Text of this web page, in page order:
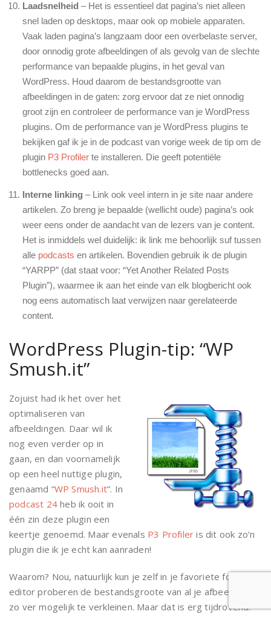
Laadsnelheid – Het is essentieel dat pagina’s niet alleen
snel laden op desktops, maar ook op mobiele apparaten.
Vaak laden pagina’s langzaam door een overbelaste server,
door onnodig grote afbeeldingen of als gevolg van de slechte
performance van bepaalde plugins, in het geval van
WordPress. Houd daarom de bestandsgrootte van
afbeeldingen in de gaten: zorg ervoor dat ze niet onnodig
groot zijn en controleer de performance van je WordPress
plugins. Om de performance van je WordPress plugins te
bekijken gaf ik je in de podcast van vorige week de tip om de
plugin P3 Profiler te installeren. Die geeft potentiële
bottlenecks goed aan.
Interne linking – Link ook veel intern in je site naar andere
artikelen. Zo breng je bepaalde (wellicht oude) pagina’s ook
weer eens onder de aandacht van de lezers van je content.
Het is inmiddels wel duidelijk: ik link me behoorlijk suf tussen
alle podcasts en artikelen. Bovendien gebruik ik de plugin
“YARPP” (dat staat voor: “Yet Another Related Posts
Plugin”), waarmee ik aan het einde van elk blogbericht ook
nog eens automatisch laat verwijzen naar gerelateerde
content.
WordPress Plugin-tip: “WP
Smush.it”
Zojuist had ik het over het
optimaliseren van
afbeeldingen. Daar wil ik
nog even verder op in
gaan, en dan voornamelijk
op een heel nuttige plugin,
genaamd “WP Smush.it”. In
podcast 24 heb ik ooit in
één zin deze plugin een
keertje genoemd. Maar evenals P3 Profiler is dit ook zo’n
plugin die ik je echt kan aanraden!
Waarom? Nou, natuurlijk kun je zelf in je favoriete foto-
editor proberen de bestandsgroote van al je afbeeldingen
zo ver mogelijk te verkleinen. Maar dat is erg tijdrovend.